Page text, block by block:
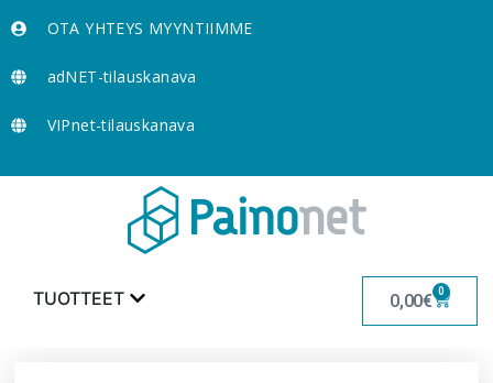
OTA YHTEYS MYYNTIIMME
adNET-tilauskanava
VIPnet-tilauskanava
TUOTTEET 0,00€ 0